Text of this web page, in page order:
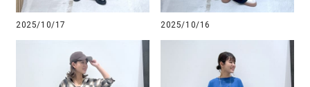
2025/10/17 2025/10/16